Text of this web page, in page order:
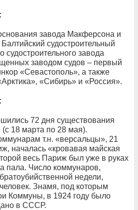
завода Макферсона и
судостроительный
судостроительного завода
заводом судов – первый
«Севастополь», а также
«Сибирь» и «Россия».
72 дня существования
18 марта по 28 мая).
т.н. «версальцы», 21
началась «кровавая майская
весь Париж был уже в руках
пала. Число коммунаров,
недели,
Знамя, под которым
Коммуны, в 1924 году было
в СССР.